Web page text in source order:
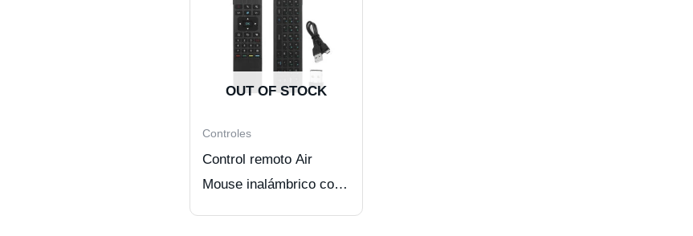
OUT OF STOCK
Controles
Control remoto Air
Mouse inalámbrico con